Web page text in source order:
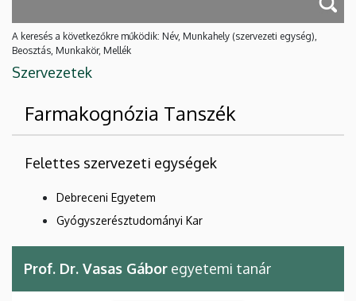
A keresés a következőkre működik: Név, Munkahely (szervezeti egység),
Beosztás, Munkakör, Mellék
Szervezetek
Farmakognózia Tanszék
Felettes szervezeti egységek
Debreceni Egyetem
Gyógyszerésztudományi Kar
Prof. Dr. Vasas Gábor egyetemi tanár